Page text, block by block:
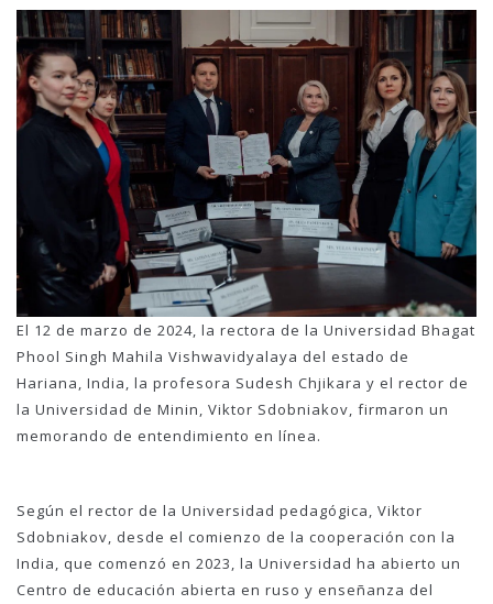
El 12 de marzo de 2024, la rectora de la Universidad Bhagat
Phool Singh Mahila Vishwavidyalaya del estado de
Hariana, India, la profesora Sudesh Chjikara y el rector de
la Universidad de Minin, Viktor Sdobniakov, firmaron un
memorando de entendimiento en línea.
Según el rector de la Universidad pedagógica, Viktor
Sdobniakov, desde el comienzo de la cooperación con la
India, que comenzó en 2023, la Universidad ha abierto un
Centro de educación abierta en ruso y enseñanza del